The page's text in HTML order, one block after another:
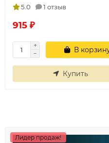
5.0 1 отзыв
915 ₽
В
Купить
Лидер продаж!